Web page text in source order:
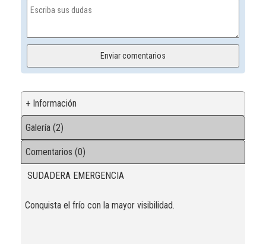
+ Información
Galería (2)
Comentarios (0)
SUDADERA EMERGENCIA
Conquista el frío con la mayor visibilidad.